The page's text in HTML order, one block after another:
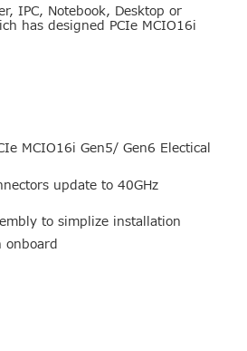
IPC, Notebook, Desktop or
has designed PCIe MCIO16i
MCIO16i Gen5/ Gen6 Electical
update to 40GHz
to simplize installation
onboard